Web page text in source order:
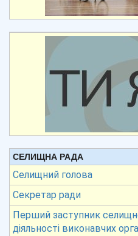
СЕЛИЩНА РАДА
Селищний голова
Секретар ради
Перший заступник
діяльності виконавчих